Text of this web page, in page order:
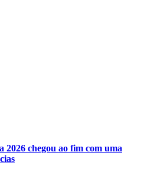
chegou ao fim com uma